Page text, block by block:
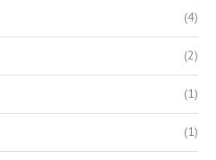
(4)
(2)
(1)
(1)